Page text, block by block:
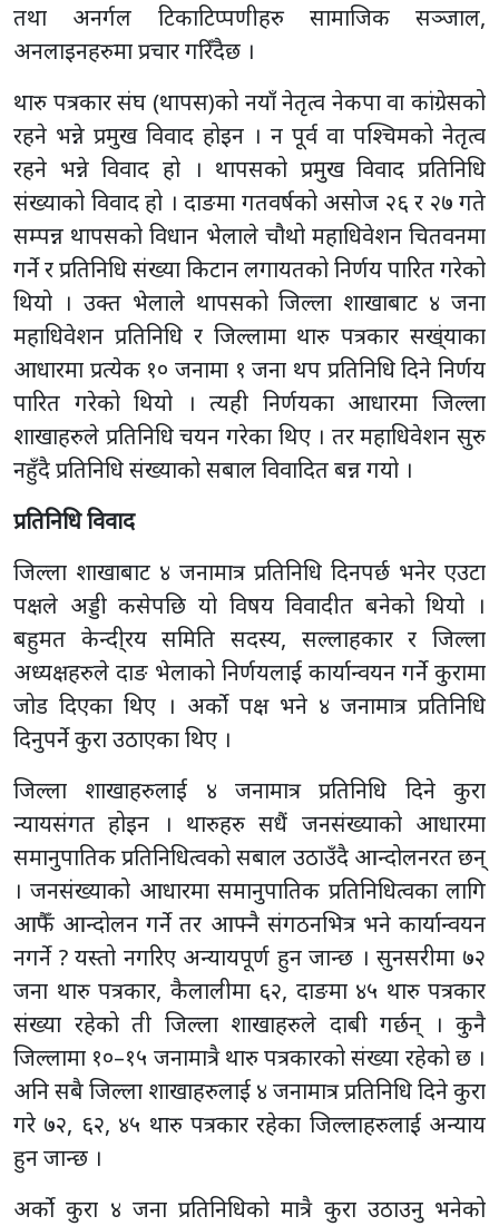
तथा अनर्गल टिकाटिप्पणीहरु सामाजिक सञ्जाल,
अनलाइनहरुमा प्रचार गरिँदैछ ।
थारु पत्रकार संघ (थापस)को नयाँ नेतृत्व नेकपा वा कांग्रेसको
रहने भन्ने प्रमुख विवाद होइन । न पूर्व वा पश्चिमको नेतृत्व
रहने भन्ने विवाद हो । थापसको प्रमुख विवाद प्रतिनिधि
संख्याको विवाद हो । दाङमा गतवर्षको असोज २६ र २७ गते
सम्पन्न थापसको विधान भेलाले चौथो महाधिवेशन चितवनमा
गर्ने र प्रतिनिधि संख्या किटान लगायतको निर्णय पारित गरेको
थियो । उक्त भेलाले थापसको जिल्ला शाखाबाट ४ जना
महाधिवेशन प्रतिनिधि र जिल्लामा थारु पत्रकार सख्ंयाका
आधारमा प्रत्येक १० जनामा १ जना थप प्रतिनिधि दिने निर्णय
पारित गरेको थियो । त्यही निर्णयका आधारमा जिल्ला
शाखाहरुले प्रतिनिधि चयन गरेका थिए । तर महाधिवेशन सुरु
नहुँदै प्रतिनिधि संख्याको सबाल विवादित बन्न गयो ।
प्रतिनिधि विवाद
जिल्ला शाखाबाट ४ जनामात्र प्रतिनिधि दिनपर्छ भनेर एउटा
पक्षले अड्डी कसेपछि यो विषय विवादीत बनेको थियो ।
बहुमत केन्दी्रय समिति सदस्य, सल्लाहकार र जिल्ला
अध्यक्षहरुले दाङ भेलाको निर्णयलाई कार्यान्वयन गर्ने कुरामा
जोड दिएका थिए । अर्को पक्ष भने ४ जनामात्र प्रतिनिधि
दिनुपर्ने कुरा उठाएका थिए ।
जिल्ला शाखाहरुलाई ४ जनामात्र प्रतिनिधि दिने कुरा
न्यायसंगत होइन । थारुहरु सधैं जनसंख्याको आधारमा
समानुपातिक प्रतिनिधित्वको सबाल उठाउँदै आन्दोलनरत छन्
। जनसंख्याको आधारमा समानुपातिक प्रतिनिधित्वका लागि
आफैँ आन्दोलन गर्ने तर आफ्नै संगठनभित्र भने कार्यान्वयन
नगर्ने ? यस्तो नगरिए अन्यायपूर्ण हुन जान्छ । सुनसरीमा ७२
जना थारु पत्रकार, कैलालीमा ६२, दाङमा ४५ थारु पत्रकार
संख्या रहेको ती जिल्ला शाखाहरुले दाबी गर्छन् । कुनै
जिल्लामा १०–१५ जनामात्रै थारु पत्रकारको संख्या रहेको छ ।
अनि सबै जिल्ला शाखाहरुलाई ४ जनामात्र प्रतिनिधि दिने कुरा
गरे ७२, ६२, ४५ थारु पत्रकार रहेका जिल्लाहरुलाई अन्याय
हुन जान्छ ।
अर्को कुरा ४ जना प्रतिनिधिको मात्रै कुरा उठाउनु भनेको